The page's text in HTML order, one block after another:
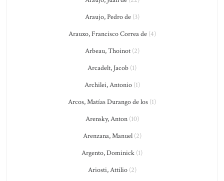
Araujo, Pedro de(3)
Arauxo, Francisco Correa de(4)
Arbeau, Thoinot(2)
Arcadelt, Jacob (1)
Archilei, Antonio(1)
Arcos, Matías Durango de los (1)
Arensky, Anton(10)
Arenzana, Manuel(2)
Argento, Dominick (1)
Ariosti, Attilio(2)